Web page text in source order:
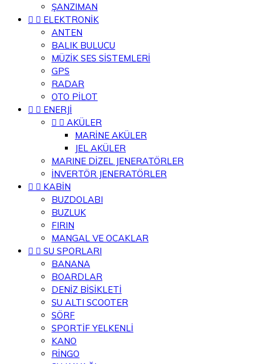
ŞANZIMAN
  ELEKTRONİK
ANTEN
BALIK BULUCU
MÜZİK SES SİSTEMLERİ
GPS
RADAR
OTO PİLOT
  ENERJİ
  AKÜLER
MARİNE AKÜLER
JEL AKÜLER
MARINE DİZEL JENERATÖRLER
İNVERTÖR JENERATÖRLER
  KABİN
BUZDOLABI
BUZLUK
FIRIN
MANGAL VE OCAKLAR
  SU SPORLARI
BANANA
BOARDLAR
DENİZ BİSİKLETİ
SU ALTI SCOOTER
SÖRF
SPORTİF YELKENLİ
KANO
RİNGO